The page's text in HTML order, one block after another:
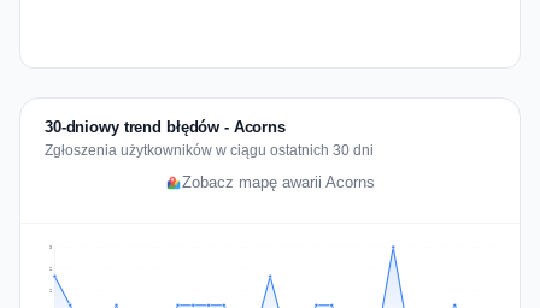
30-dniowy trend błędów - Acorns
Zgłoszenia użytkowników w ciągu ostatnich 30 dni
Zobacz mapę awarii Acorns
2
2
3